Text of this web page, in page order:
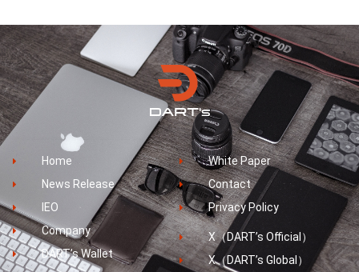
Home
News Release
IEO
Company
DART’s Wallet
White Paper
Contact
Privacy Policy
X（DART’s Official）
X（DART’s Global）